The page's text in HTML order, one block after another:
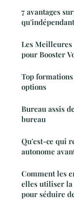
7 avantages
qu'indépendant
Les
pour Booster
Top
options
Bureau assis
bureau
Qu'est-ce qui
autonome
Comment les
elles utiliser la
pour séduire